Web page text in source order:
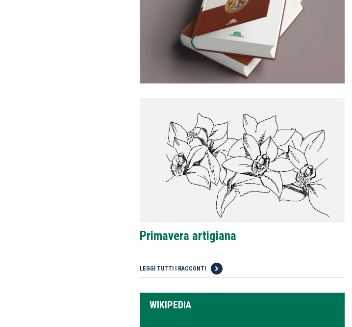
Primavera artigiana
LEGGI TUTTI I RACCONTI
WIKIPEDIA